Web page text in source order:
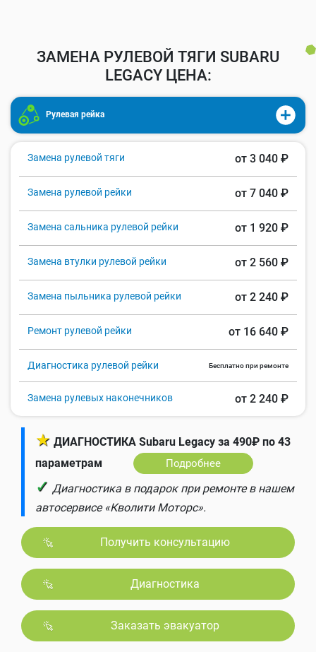
ЗАМЕНА РУЛЕВОЙ ТЯГИ SUBARU
LEGACY ЦЕНА:
Рулевая рейка
Замена рулевой тяги от 3 040 ₽
Замена рулевой рейки от 7 040 ₽
Замена сальника рулевой рейки от 1 920 ₽
Замена втулки рулевой рейки от 2 560 ₽
Замена пыльника рулевой рейки от 2 240 ₽
Ремонт рулевой рейки от 16 640 ₽
Диагностика рулевой рейки Бесплатно при ремонте
Замена рулевых наконечников от 2 240 ₽
★ ДИАГНОСТИКА Subaru Legacy за 490₽ по 43
параметрам
Подробнее
✓ Диагностика в подарок при ремонте в нашем
автосервисе «Кволити Моторс».
Получить консультацию
Диагностика
Заказать эвакуатор